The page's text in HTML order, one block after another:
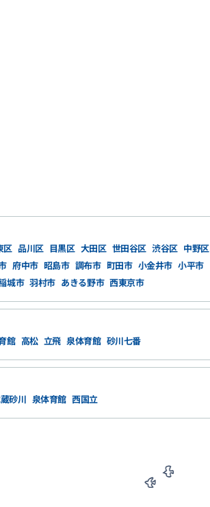
区 品川区 目黒区 大田区 世田谷区 渋谷区 中野区
府中市 昭島市 調布市 町田市 小金井市 小平市
城市 羽村市 あきる野市 西東京市
館 高松 立飛 泉体育館 砂川七番
砂川 泉体育館 西国立